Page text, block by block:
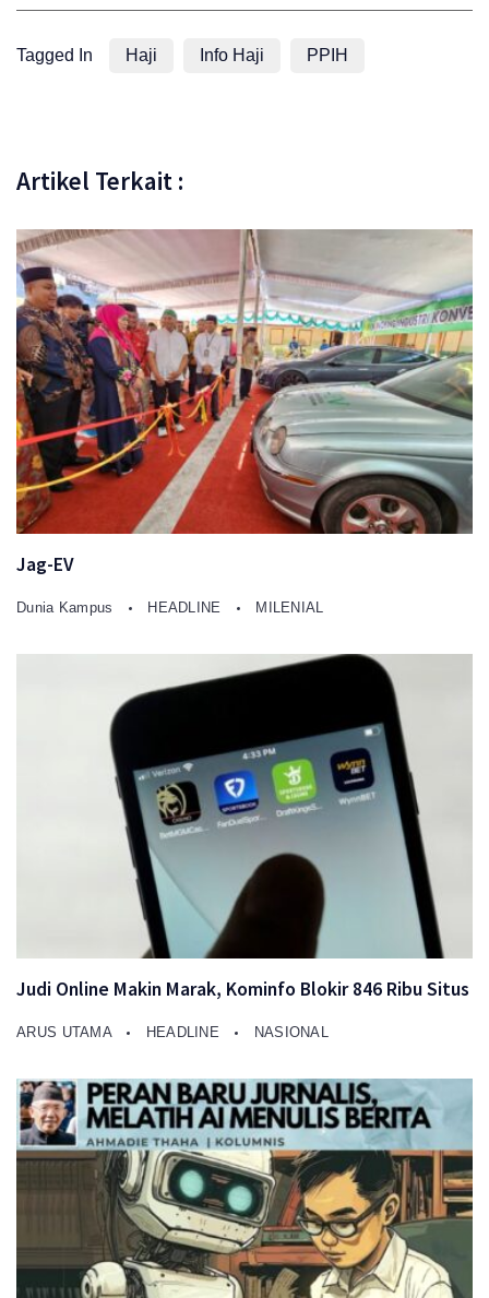
Tagged In Haji Info Haji PPIH
Artikel Terkait :
Jag-EV
Dunia Kampus HEADLINE MILENIAL
Judi Online Makin Marak, Kominfo Blokir 846 Ribu Situs
ARUS UTAMA HEADLINE NASIONAL